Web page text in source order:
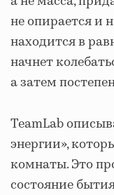
не опирается и
находится в
начнет
а затем
TeamLab
энергии»,
комнаты. Это
состояние